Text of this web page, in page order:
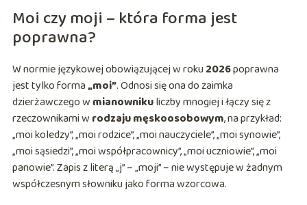
Moi czy moji – która forma jest
poprawna?
W normie językowej obowiązującej w roku2026poprawna
jest tylko forma„moi”. Odnosi się ona do zaimka
dzierżawczego w mianownikuliczby mnogiej i łączy się z
rzeczownikami w rodzaju męskoosobowym, na przykład:
„moi koledzy”, „moi rodzice”, „moi nauczyciele”, „moi synowie”,
„moi sąsiedzi”, „moi współpracownicy”, „moi uczniowie”, „moi
panowie”. Zapis z literą „j” – „moji” – nie występuje w żadnym
współczesnym słowniku jako forma wzorcowa.